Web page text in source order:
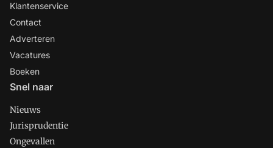
Klantenservice
Contact
Adverteren
Vacatures
Boeken
Snel naar
Nieuws
Jurisprudentie
Ongevallen